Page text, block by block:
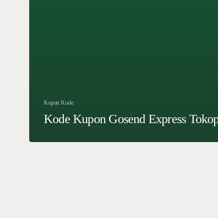
Kupon Kode
Kode Kupon Gosend Express